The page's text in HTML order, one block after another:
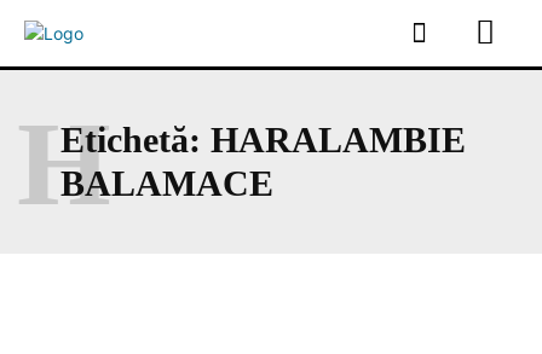
Etichetă: HARALAMBIE
BALAMACE
H